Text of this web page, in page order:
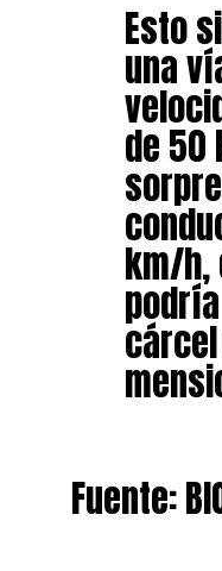
Esto
una
de 50
km/h,
Fuente: